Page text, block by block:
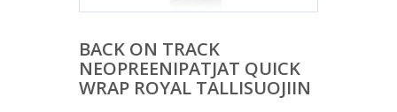
BACK ON TRACK
NEOPREENIPATJAT QUICK
WRAP ROYAL TALLISUOJIIN